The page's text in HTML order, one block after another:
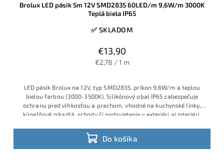
Brolux LED pásik 5m 12V SMD2835 60LED/m 9,6W/m 3000K
Teplá biela IP65
✅ SKLADOM
€13,90
€2,78 / 1 m
Do košíka
LED pásik Brolux na 12V, typ SMD2835, príkon 9,6W/m a teplou
bielou farbou (3000-3500K). Silikónový obal IP65 zabezpečuje
ochranu pred vlhkosťou a prachom, vhodné na kuchynské linky,
kúpeľňové zrkadlá, schody či podsvietenie v exteriéri aj interiéri.